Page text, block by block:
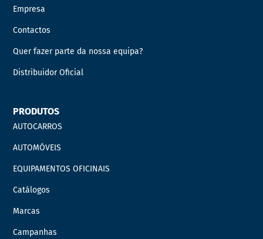
Empresa
Contactos
Quer fazer parte da nossa equipa?
Distribuidor Oficial
PRODUTOS
AUTOCARROS
AUTOMÓVEIS
EQUIPAMENTOS OFICINAIS
Catálogos
Marcas
Campanhas